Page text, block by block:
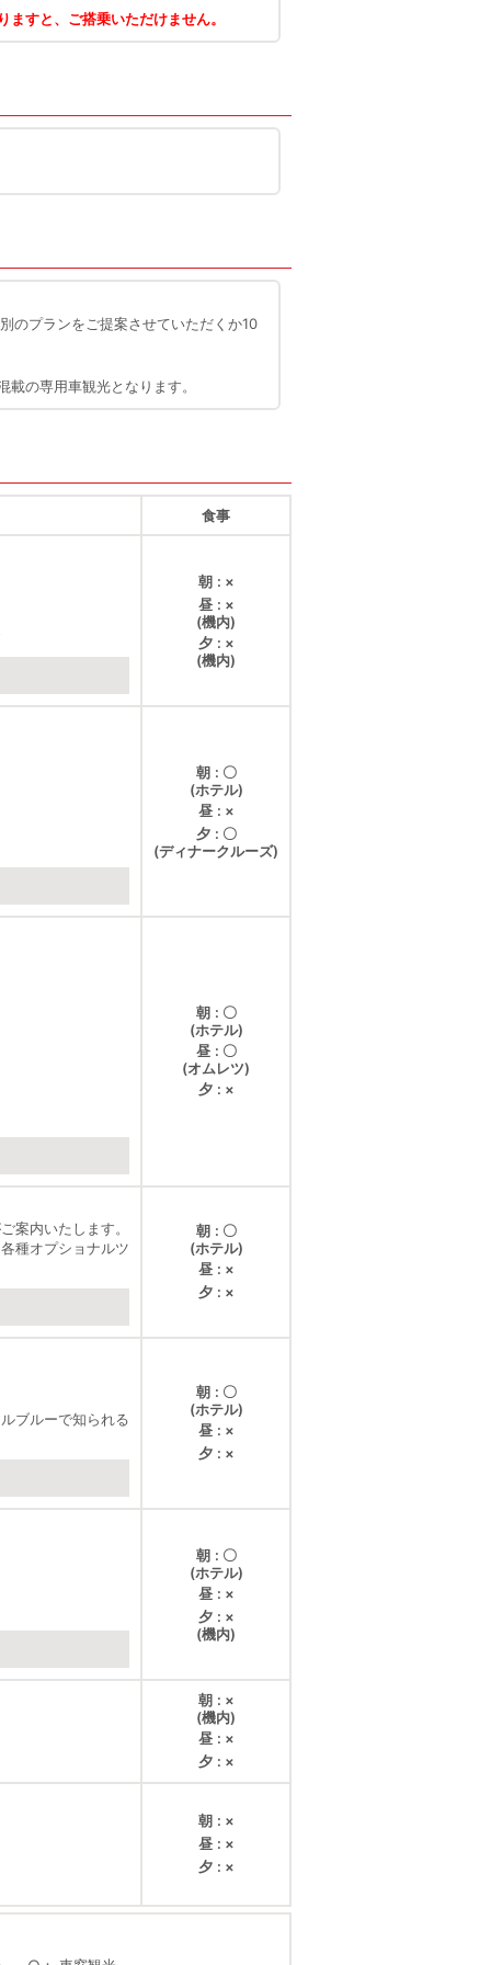
すと、ご搭乗いただけません。
のプランをご提案させていただくか10
の専用車観光となります。
食事
朝
×
昼
×
(機内)
夕
×
(機内)
朝
〇
(ホテル)
昼
×
夕
〇
(ディナークルーズ)
朝
〇
(ホテル)
昼
〇
(オムレツ)
夕
×
案内いたします。
種オプショナルツ
朝
〇
(ホテル)
昼
×
夕
×
ブルーで知られる
朝
〇
(ホテル)
昼
×
夕
×
朝
〇
(ホテル)
昼
×
夕
×
(機内)
朝
×
(機内)
昼
×
夕
×
朝
×
昼
×
夕
×